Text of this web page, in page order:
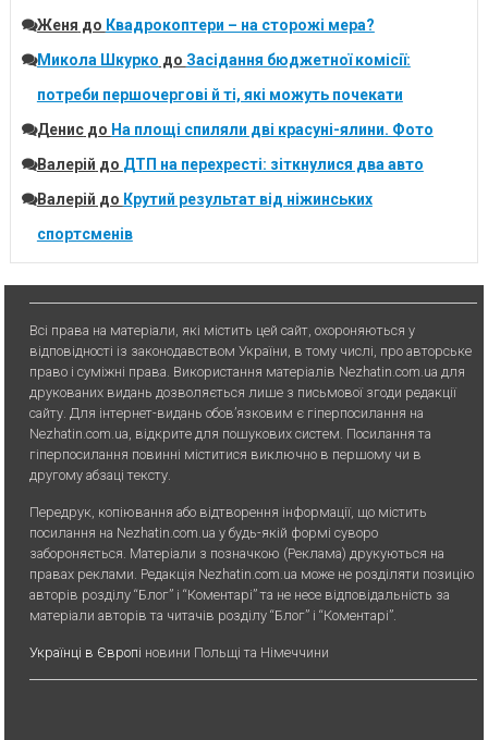
Женя до Квадрокоптери – на сторожі мера?
Микола Шкурко до Засідання бюджетної комісії:
потреби першочергові й ті, які можуть почекати
Денисдо На площі спиляли дві красуні-ялини. Фото
Валерій до ДТП на перехресті: зіткнулися два авто
Валерій до Крутий результат від ніжинських
спортсменів
Всі права на матеріали, які містить цей сайт, охороняються у
відповідності із законодавством України, в тому числі, про авторське
право і суміжні права. Використання матерiалiв Nezhatin.com.ua для
друкованих видань дозволяється лише з письмової згоди редакції
сайту. Для iнтернет-видань обов’язковим є гiперпосилання на
Nezhatin.com.ua, відкрите для пошукових систем. Посилання та
гіперпосилання повинні міститися виключно в першому чи в
другому абзаці тексту.
Передрук, копiювання або вiдтворення iнформацiї, що мiстить
посилання на Nezhatin.com.ua у будь-якiй формi суворо
забороняється. Матеріали з позначкою (Реклама) друкуються на
правах реклами. Редакція Nezhatin.com.ua може не розділяти позицію
авторів розділу “Блог” і “Коментарі” та не несе відповідальність за
матеріали авторів та читачів розділу “Блог” і “Коментарі”.
Українці в Європі новини Польщі та Німеччини